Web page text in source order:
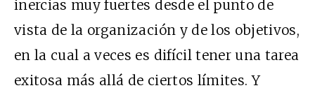
inercias muy fuertes desde el punto de
vista de la organización y de los objetivos,
en la cual a veces es difícil tener una tarea
exitosa más allá de ciertos límites. Y